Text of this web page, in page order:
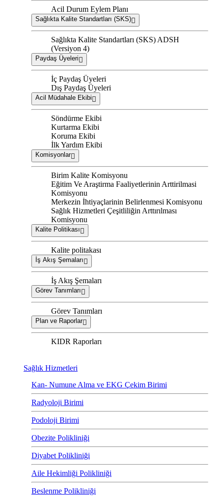
Acil Durum Eylem Planı
Sağlıkta Kalite Standartları (SKS)
Sağlıkta Kalite Standartları (SKS) ADSH
(Versiyon 4)
Paydaş Üyeleri
İç Paydaş Üyeleri
Dış Paydaş Üyeleri
Acil Müdahale Ekibi
Söndürme Ekibi
Kurtarma Ekibi
Koruma Ekibi
İlk Yardım Ekibi
Komisyonlar
Birim Kalite Komisyonu
Eğitim Ve Araştirma Faaliyetlerinin Arttirilmasi
Komisyonu
Merkezin İhtiyaçlarinin Belirlenmesi Komisyonu
Sağlık Hizmetleri Çeşitliliğin Arttırılması
Komisyonu
Kalite Politikası
Kalite politakası
İş Akış Şemaları
İş Akış Şemaları
Görev Tanımları
Görev Tanımları
Plan ve Raporlar
KIDR Raporları
Sağlık Hizmetleri
Kan- Numune Alma ve EKG Çekim Birimi
Radyoloji Birimi
Podoloji Birimi
Obezite Polikliniği
Diyabet Polikliniği
Aile Hekimliği Polikliniği
Beslenme Polikliniği